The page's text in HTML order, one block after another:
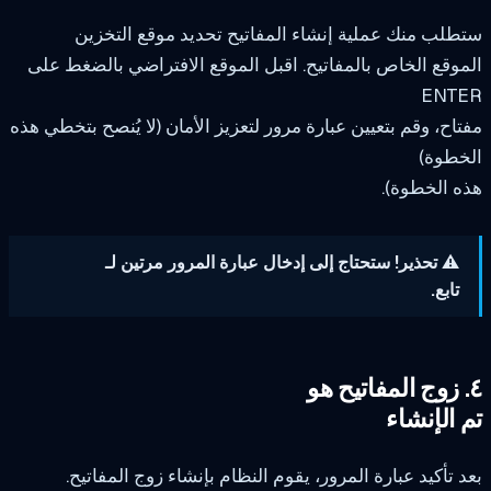
منك عملية إنشاء المفاتيح تحديد موقع التخزين
الخاص بالمفاتيح. اقبل الموقع الافتراضي بالضغط على
وقم بتعيين عبارة مرور لتعزيز الأمان (لا يُنصح بتخطي هذه
الخطوة).
⚠️ تحذير! ستحتاج إلى إدخال عبارة المرور مرتين لـ
تابع.
الإنشاء
تأكيد عبارة المرور، يقوم النظام بإنشاء زوج المفاتيح.